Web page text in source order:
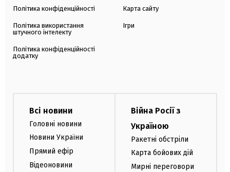
Політика конфіденційності
Політика використання
штучного інтелекту
Політика конфіденційності
додатку
Карта сайту
Ігри
Всі новини
Головні новини
Новини України
Прямий ефір
Відеоновини
Війна Росії з
Україною
Ракетні обстріли
Карта бойових дій
Мирні переговори